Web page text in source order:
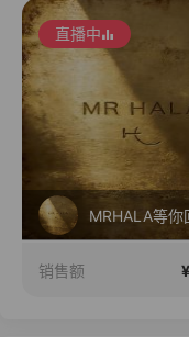
直播中
西老板护肤分
销售额